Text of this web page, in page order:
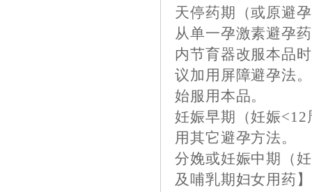
天停药期（或原避
从单一孕激素避孕
内节育器改服本品
议加用屏障避孕法
始服用本品。
妊娠早期（妊娠
用其它避孕方法。
分娩或妊娠中期（
及哺乳期妇女用药